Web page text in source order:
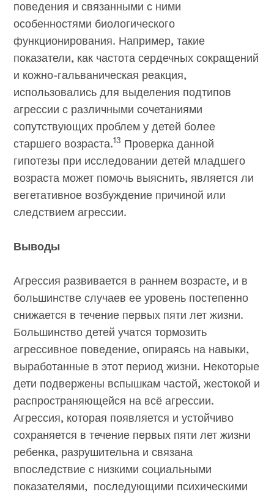
поведения и связанными с ними
особенностями биологического
функционирования. Например, такие
показатели, как частота сердечных сокращений
и кожно-гальваническая реакция,
использовались для выделения подтипов
агрессии с различными сочетаниями
сопутствующих проблем у детей более
старшего возраста.13 Проверка данной
гипотезы при исследовании детей младшего
возраста может помочь выяснить, является ли
вегетативное возбуждение причиной или
следствием агрессии.
Выводы
Агрессия развивается в раннем возрасте, и в
большинстве случаев ее уровень постепенно
снижается в течение первых пяти лет жизни.
Большинство детей учатся тормозить
агрессивное поведение, опираясь на навыки,
выработанные в этот период жизни. Некоторые
дети подвержены вспышкам частой, жестокой и
распространяющейся на всё агрессии.
Агрессия, которая появляется и устойчиво
сохраняется в течение первых пяти лет жизни
ребенка, разрушительна и связана
впоследствие с низкими социальными
показателями, последующими психическими